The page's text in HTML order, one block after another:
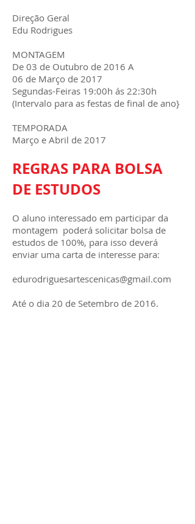
Direção Geral
Edu Rodrigues
MONTAGEM
De 03 de Outubro de 2016 A
06 de Março de 2017
Segundas-Feiras 19:00h ás 22:30h
(Intervalo para as festas de final de ano}
TEMPORADA
Março e Abril de 2017
REGRAS PARA BOLSA
DE ESTUDOS
O aluno interessado em participar da
montagem poderá solicitar bolsa de
estudos de 100%, para isso deverá
enviar uma carta de interesse para:
edurodriguesartescenicas@gmail.com
Até o dia 20 de Setembro de 2016.